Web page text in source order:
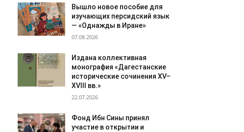
Вышло новое пособие для
изучающих персидский язык
— «Однажды в Иране»
07.08.2026
Издана коллективная
монография «Дагестанские
исторические сочинения XV–
XVIII вв.»
22.07.2026
Фонд Ибн Сины принял
участие в открытии и